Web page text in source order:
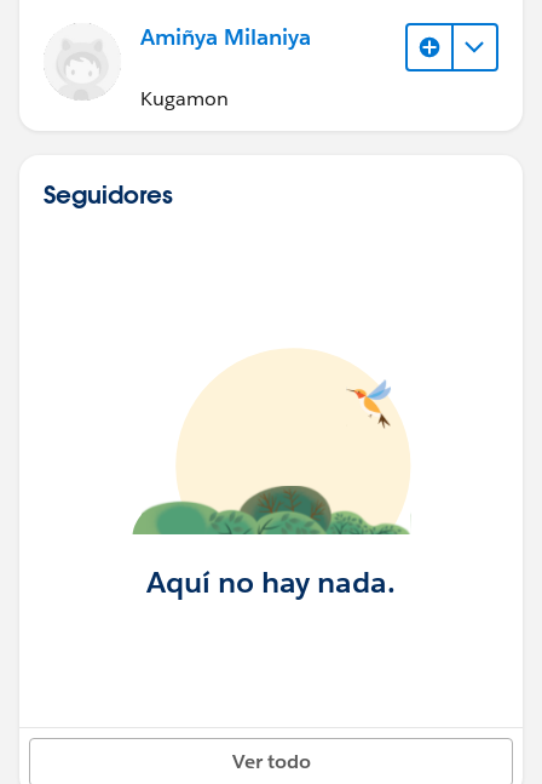
Amiñya Milaniya
Kugamon
Seguidores
Aquí no hay nada.
Ver todo